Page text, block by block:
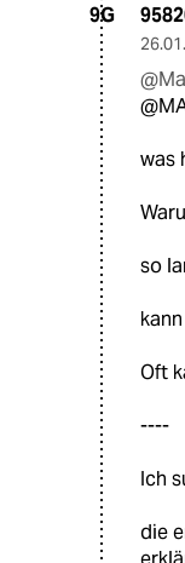
9G
was
so
Oft
----
Ich
die